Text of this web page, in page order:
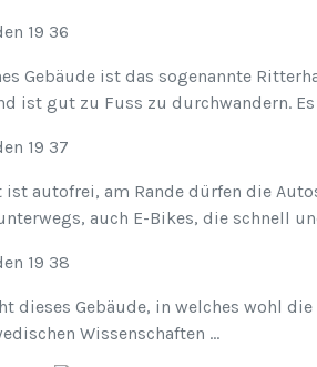
Gebäude ist das sogenannte
ist gut zu Fuss zu durchwandern.
autofrei, am Rande dürfen die
auch E-Bikes, die schnell
dieses Gebäude, in welches wohl
Wissenschaften …